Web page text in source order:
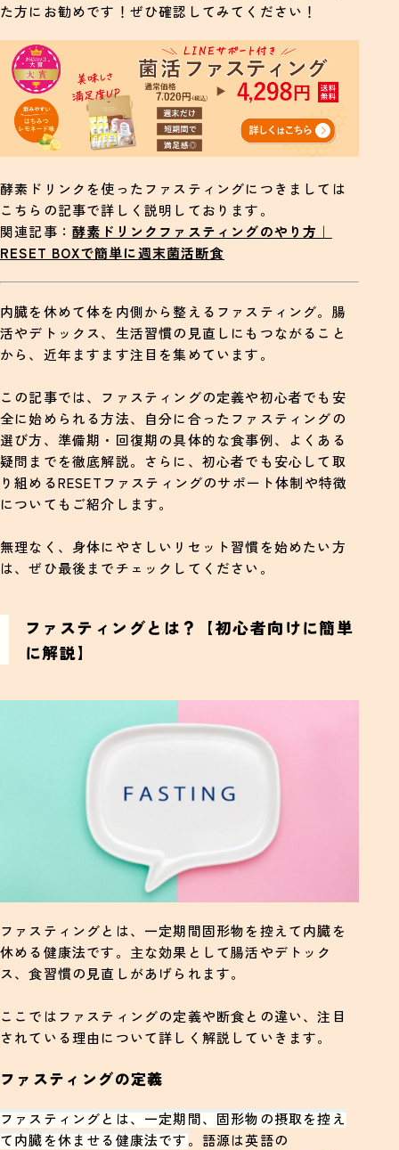
週末ファスティング（断食1〜2日）
3日ファスティング（断食3日）
ファスティングを安全におこなうための注意点
やってはいけないこと（過剰制限や急激な食事変
化）
ファスティングが向かない人の特徴
RESETなら初心者でも無理なく・安全に取り組め
ファスティングに関するよくある質問（FAQ）
Q1.ファスティング中に運動してもいい？
Q2.生理中にやっても大丈夫？
まとめ｜RESETが提案する“無理しないファスティン
グ”
た方にお勧めです！ぜひ確認してみてください！
酵素ドリンクを使ったファスティングにつきましては
こちらの記事で詳しく説明しております。
関連記事： 酵素ドリンクファスティングのやり方｜
RESET BOXで簡単に週末菌活断食
内臓を休めて体を内側から整えるファスティング。腸
活やデトックス、生活習慣の見直しにもつながること
から、近年ますます注目を集めています。
この記事では、ファスティングの定義や初心者でも安
全に始められる方法、自分に合ったファスティングの
選び方、準備期・回復期の具体的な食事例、よくある
疑問までを徹底解説。さらに、初心者でも安心して取
り組めるRESETファスティングのサポート体制や特徴
についてもご紹介します。
無理なく、身体にやさしいリセット習慣を始めたい方
は、ぜひ最後までチェックしてください。
ファスティングとは？【初心者向けに簡単
に解説】
ファスティングとは、一定期間固形物を控えて内臓を
休める健康法です。主な効果として腸活やデトック
ス、食習慣の見直しがあげられます。
ここではファスティングの定義や断食との違い、注目
されている理由について詳しく解説していきます。
ファスティングの定義
ファスティングとは、一定期間、固形物の摂取を控え
て内臓を休ませる健康法です。語源は英語の